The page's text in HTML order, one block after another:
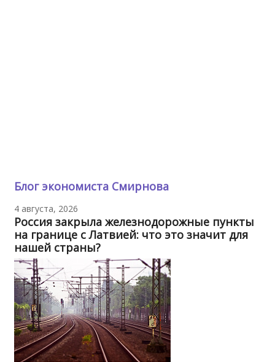
Блог экономиста Смирнова
4 августа, 2026
Россия закрыла железнодорожные пункты
на границе с Латвией: что это значит для
нашей страны?